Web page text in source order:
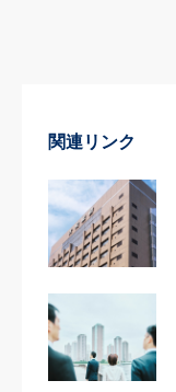
関連リンク